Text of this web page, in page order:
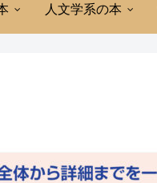
人文学系の本